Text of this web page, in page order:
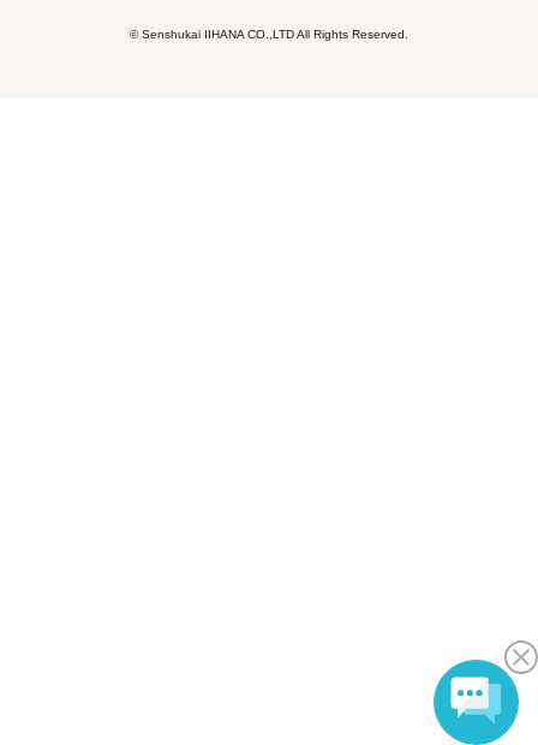
© Senshukai IIHANA CO.,LTD All Rights Reserved.